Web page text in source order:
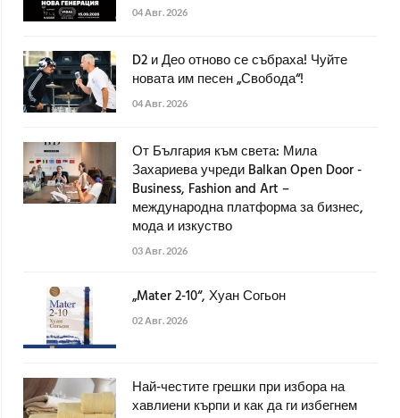
04 Авг. 2026
D2 и Део отново се събраха! Чуйте
новата им песен „Свобода“!
04 Авг. 2026
От България към света: Мила
Захариева учреди Balkan Open Door -
Business, Fashion and Art –
международна платформа за бизнес,
мода и изкуство
03 Авг. 2026
„Mater 2-10“, Хуан Согьон
02 Авг. 2026
Най-честите грешки при избора на
хавлиени кърпи и как да ги избегнем